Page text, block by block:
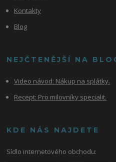
Kontakty
Blog
NEJČTENĚJŠÍ NA
Video návod: Nákup na splátky.
Recept: Pro milovníky specialit.
KDE NÁS NAJDETE
Sídlo internetového obchodu: